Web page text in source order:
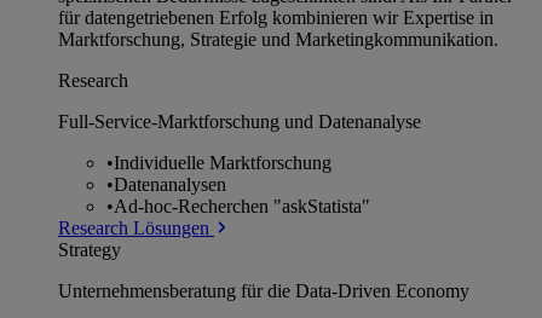
für datengetriebenen Erfolg kombinieren wir Expertise in
Marktforschung, Strategie und Marketingkommunikation.
Research
Full-Service-Marktforschung und Datenanalyse
•Individuelle Marktforschung
•Datenanalysen
•Ad-hoc-Recherchen "askStatista"
Research Lösungen
Strategy
Unternehmens­beratung für die Data-Driven Economy